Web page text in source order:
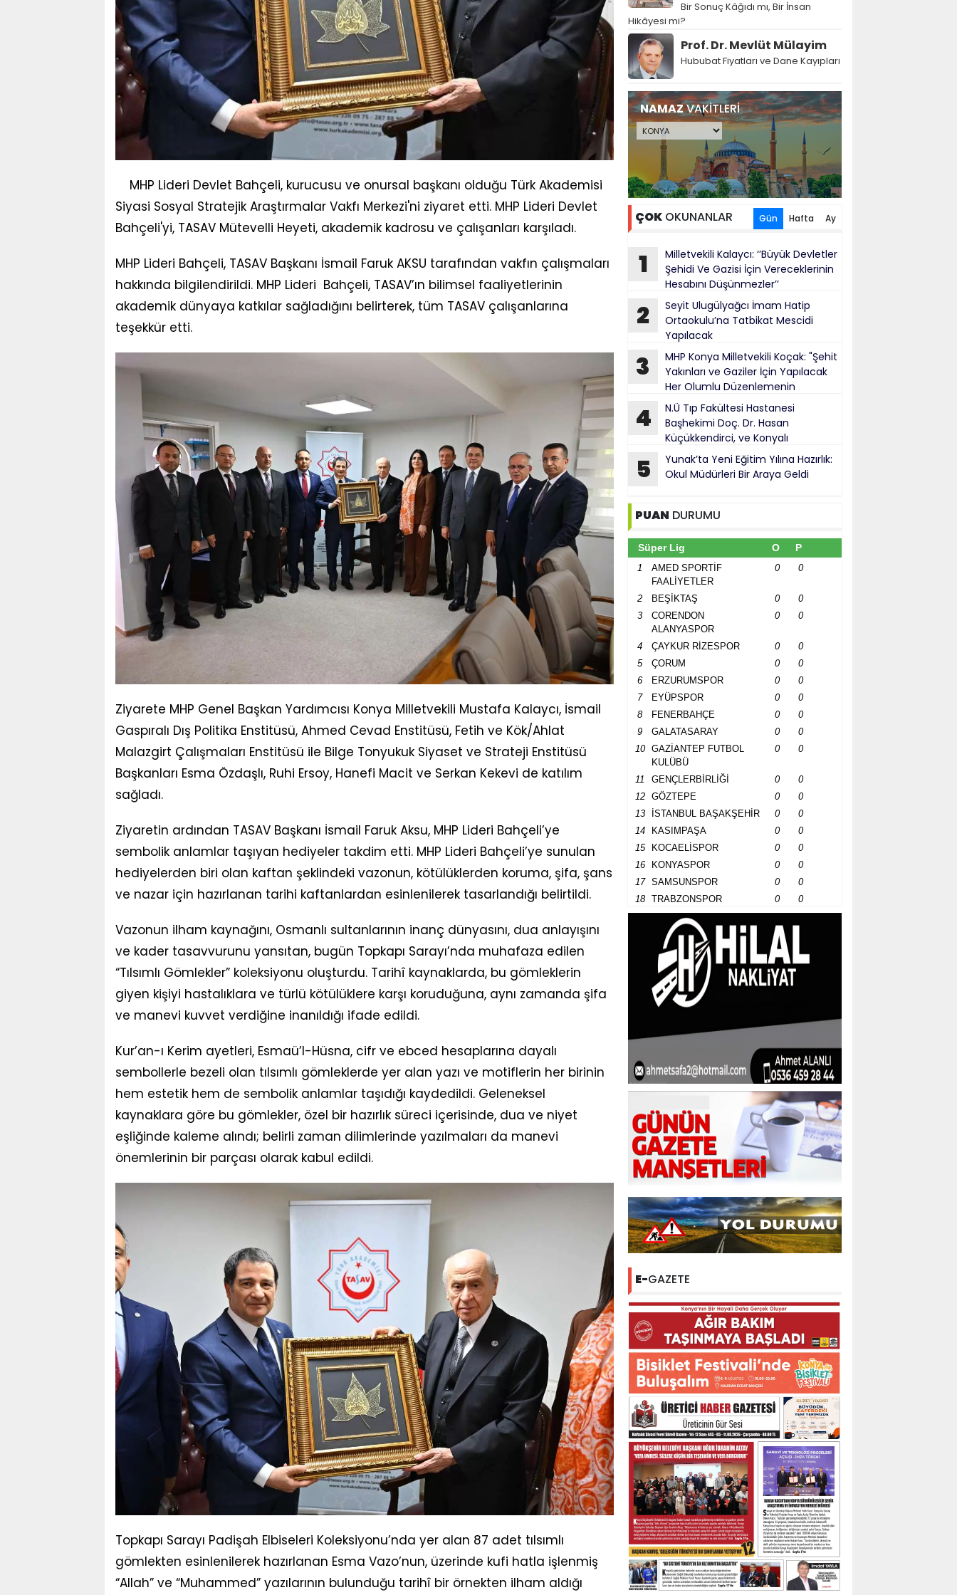
MHP Lideri Devlet Bahçeli, kurucusu ve onursal başkanı olduğu Türk Akademisi
Siyasi Sosyal Stratejik Araştırmalar Vakfı Merkezi'ni ziyaret etti. MHP Lideri Devlet
Bahçeli'yi, TASAV Mütevelli Heyeti, akademik kadrosu ve çalışanları karşıladı.
MHP Lideri Bahçeli, TASAV Başkanı İsmail Faruk AKSU tarafından vakfın çalışmaları
hakkında bilgilendirildi. MHP Lideri Bahçeli, TASAV’ın bilimsel faaliyetlerinin
akademik dünyaya katkılar sağladığını belirterek, tüm TASAV çalışanlarına
teşekkür etti.
Ziyarete MHP Genel Başkan Yardımcısı Konya Milletvekili Mustafa Kalaycı, İsmail
Gaspıralı Dış Politika Enstitüsü, Ahmed Cevad Enstitüsü, Fetih ve Kök/Ahlat
Malazgirt Çalışmaları Enstitüsü ile Bilge Tonyukuk Siyaset ve Strateji Enstitüsü
Başkanları Esma Özdaşlı, Ruhi Ersoy, Hanefi Macit ve Serkan Kekevi de katılım
sağladı.
Ziyaretin ardından TASAV Başkanı İsmail Faruk Aksu, MHP Lideri Bahçeli’ye
sembolik anlamlar taşıyan hediyeler takdim etti. MHP Lideri Bahçeli’ye sunulan
hediyelerden biri olan kaftan şeklindeki vazonun, kötülüklerden koruma, şifa, şans
ve nazar için hazırlanan tarihi kaftanlardan esinlenilerek tasarlandığı belirtildi.
Vazonun ilham kaynağını, Osmanlı sultanlarının inanç dünyasını, dua anlayışını
ve kader tasavvurunu yansıtan, bugün Topkapı Sarayı’nda muhafaza edilen
“Tılsımlı Gömlekler” koleksiyonu oluşturdu. Tarihî kaynaklarda, bu gömleklerin
giyen kişiyi hastalıklara ve türlü kötülüklere karşı koruduğuna, aynı zamanda şifa
ve manevi kuvvet verdiğine inanıldığı ifade edildi.
Kur’an-ı Kerim ayetleri, Esmaü’l-Hüsna, cifr ve ebced hesaplarına dayalı
sembollerle bezeli olan tılsımlı gömleklerde yer alan yazı ve motiflerin her birinin
hem estetik hem de sembolik anlamlar taşıdığı kaydedildi. Geleneksel
kaynaklara göre bu gömlekler, özel bir hazırlık süreci içerisinde, dua ve niyet
eşliğinde kaleme alındı; belirli zaman dilimlerinde yazılmaları da manevi
önemlerinin bir parçası olarak kabul edildi.
Topkapı Sarayı Padişah Elbiseleri Koleksiyonu’nda yer alan 87 adet tılsımlı
gömlekten esinlenilerek hazırlanan Esma Vazo’nun, üzerinde kufi hatla işlenmiş
“Allah” ve “Muhammed” yazılarının bulunduğu tarihî bir örnekten ilham aldığı
Bir Sonuç Kâğıdı mı, Bir İnsan
Hikâyesi mi?
Prof. Dr. Mevlüt Mülayim
Hububat Fiyatları ve Dane Kayıpları
NAMAZVAKİTLERİ
ÇOK OKUNANLAR Gün Hafta Ay
1
Milletvekili Kalaycı: ‘’Büyük Devletler
Şehidi Ve Gazisi İçin Vereceklerinin
Hesabını Düşünmezler’’
2
Seyit Ulugülyağcı İmam Hatip
Ortaokulu’na Tatbikat Mescidi
Yapılacak
3
MHP Konya Milletvekili Koçak: "Şehit
Yakınları ve Gaziler İçin Yapılacak
Her Olumlu Düzenlemenin
Yanındayız"
4
N.Ü Tıp Fakültesi Hastanesi
Başhekimi Doç. Dr. Hasan
Küçükkendirci, ve Konyalı
bürokratlar, Konya Cumhuriyet Başsavcısı
Mehmet Uzun’a hayırlı olsun ziyareti
5
Yunak’ta Yeni Eğitim Yılına Hazırlık:
Okul Müdürleri Bir Araya Geldi
PUAN DURUMU
Süper Lig O P
1
AMED SPORTİF
FAALİYETLER
0 0
2 BEŞİKTAŞ 0
0
3
CORENDON
ALANYASPOR
0 0
4 ÇAYKUR RİZESPOR 0
0
5
ÇORUM 0
0
6
ERZURUMSPOR 0
0
7
EYÜPSPOR 0
0
8
FENERBAHÇE 0
0
9
GALATASARAY 0
0
10
GAZİANTEP FUTBOL
KULÜBÜ
0 0
11 GENÇLERBİRLİĞİ 0
0
12
GÖZTEPE 0
0
13
İSTANBUL BAŞAKŞEHİR 0
0
14
KASIMPAŞA 0
0
15
KOCAELİSPOR 0
0
16
KONYASPOR 0
0
17
SAMSUNSPOR 0
0
18
TRABZONSPOR 0 0
E-GAZETE